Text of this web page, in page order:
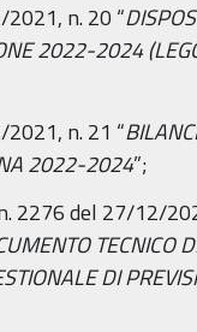
n. 20 “
2022-2024
n. 21 “
2022-2024”;
2276 del 27/12/
TECNICO
DI